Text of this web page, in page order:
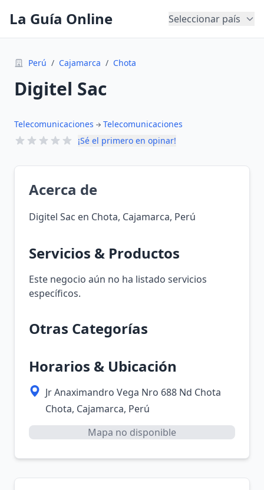
La Guía Online Seleccionar país
Perú / Cajamarca / Chota
Digitel Sac
Telecomunicaciones
Telecomunicaciones
¡Sé el primero en opinar!
Acerca de
Digitel Sac en Chota, Cajamarca, Perú
Servicios & Productos
Este negocio aún no ha listado servicios
específicos.
Otras Categorías
Horarios & Ubicación
Jr Anaximandro Vega Nro 688 Nd Chota
Chota, Cajamarca, Perú
Mapa no disponible